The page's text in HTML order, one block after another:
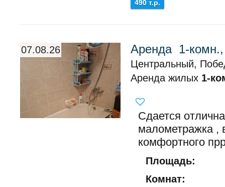
490 т.р.
07.08.26 Аренда 1-
Центральный,
Аренда жилых 1-
Сдается
малометражка ,
комфортного
Площадь:
Комнат: